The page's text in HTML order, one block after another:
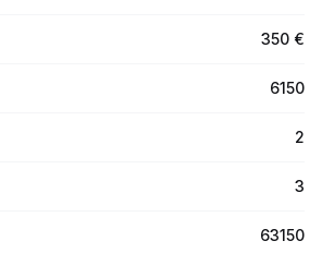
350 €
6150
2
3
63150